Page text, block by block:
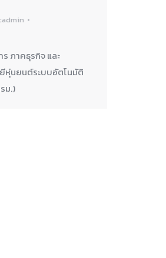
ภาคธุรกิจ และ
หุ่นยนต์ระบบอัตโนมัติ
ม.)